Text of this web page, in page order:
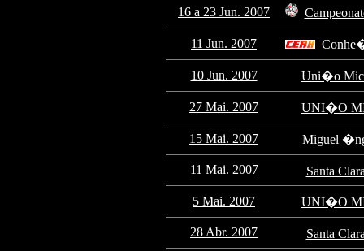
16 a 23 Jun. 2007
11 Jun. 2007
10 Jun. 2007 Uni�o
27 Mai. 2007 UNI�O
15 Mai. 2007 Miguel
11 Mai. 2007 Santa
5 Mai. 2007 UNI�O
28 Abr. 2007 Santa